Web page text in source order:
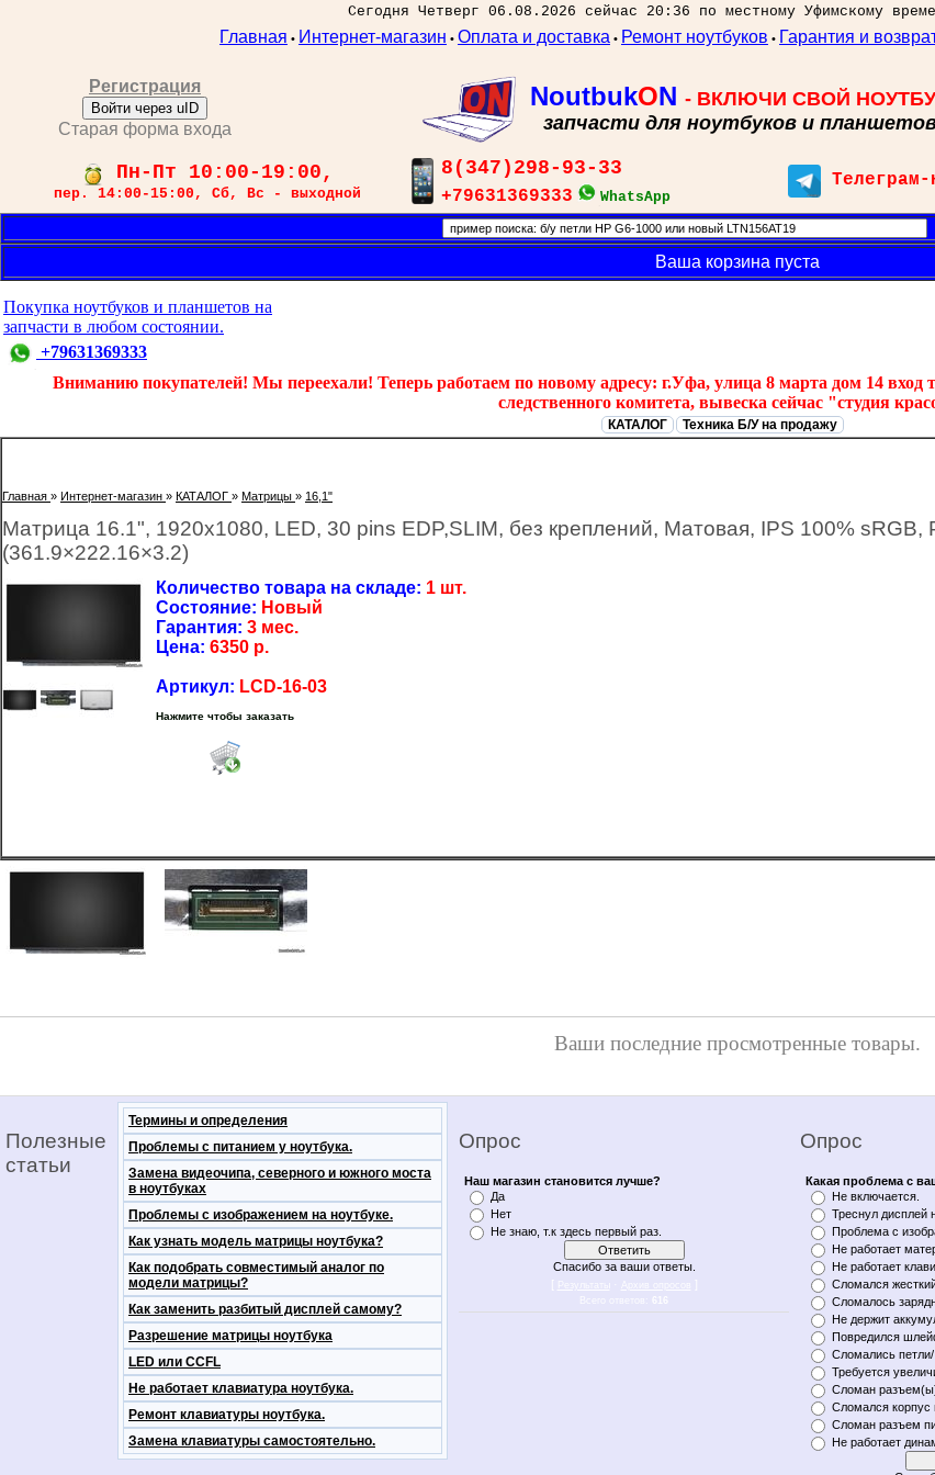
Сегодня Четверг 06.08.2026 сейчас 20:36 по местному Уфимскому
Главная • Интернет-магазин • Оплата и доставка • Ремонт ноутбуков • Гарантия и
Регистрация
Войти через uID
Старая форма входа
NoutbukON - ВКЛЮЧИ СВОЙ
запчасти для ноутбуков и
Пн-Пт 10:00-19:00,
пер. 14:00-15:00, Сб, Вс - выходной
8(347)298-93-33
+79631369333 WhatsApp
Ваша корзина пуста
Покупка ноутбуков и планшетов на
запчасти в любом состоянии.
+79631369333
Вниманию покупателей! Мы переехали! Теперь работаем по новому адресу: г.Уфа, улица 8 марта дом 14 вход
следственного комитета, вывеска сейчас "студия
КАТАЛОГ Техника Б/У на продажу
Главная » Интернет-магазин » КАТАЛОГ » Матрицы » 16,1"
Матрица 16.1", 1920x1080, LED, 30 pins EDP,SLIM, без креплений, Матовая, IPS 100% sRGB,
(361.9×222.16×3.2)
Количество товара на складе: 1 шт.
Состояние: Новый
Гарантия: 3 мес.
Цена: 6350 р.
Артикул: LCD-16-03
Нажмите чтобы заказать
Ваши последние просмотренные товары.
Полезные
статьи
Термины и определения
Проблемы с питанием у ноутбука.
Замена видеочипа, северного и южного моста
в ноутбуках
Проблемы с изображением на ноутбуке.
Как узнать модель матрицы ноутбука?
Как подобрать совместимый аналог по
модели матрицы?
Как заменить разбитый дисплей самому?
Разрешение матрицы ноутбука
LED или CCFL
Не работает клавиатура ноутбука.
Ремонт клавиатуры ноутбука.
Замена клавиатуры самостоятельно.
Опрос
Наш магазин становится лучше?
Да
Нет
Не знаю, т.к здесь первый раз.
Спасибо за ваши ответы.
616
Опрос
Какая проблема с
Не включается.
Треснул дисплей
Проблема с
Не работает
Не работает
Сломался
Сломалось
Не держит
Повредился
Сломались
Требуется
Сломан разъем(ы)
Сломался корпус
Сломан разъем
Не работает